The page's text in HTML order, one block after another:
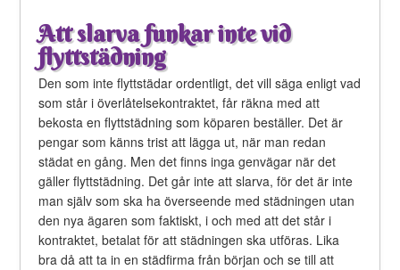
Att slarva funkar inte vid
flyttstädning
Den som inte flyttstädar ordentligt, det vill säga enligt vad
som står i överlåtelsekontraktet, får räkna med att
bekosta en flyttstädning som köparen beställer. Det är
pengar som känns trist att lägga ut, när man redan
städat en gång. Men det finns inga genvägar när det
gäller flyttstädning. Det går inte att slarva, för det är inte
man själv som ska ha överseende med städningen utan
den nya ägaren som faktiskt, i och med att det står i
kontraktet, betalat för att städningen ska utföras. Lika
bra då att ta in en städfirma från början och se till att